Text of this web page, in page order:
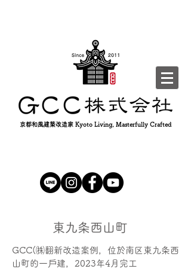
京都和風建築改造家 Kyoto Living, Masterfully Crafted
東九条西山町
GCC(㈱翻新改造案例，位於南区東九条西
山町的一戶建，2023年4月完工